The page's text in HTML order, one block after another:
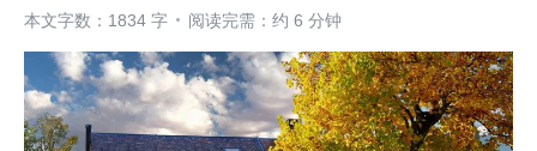
本文字数：1834 字
阅读完需：约 6 分钟